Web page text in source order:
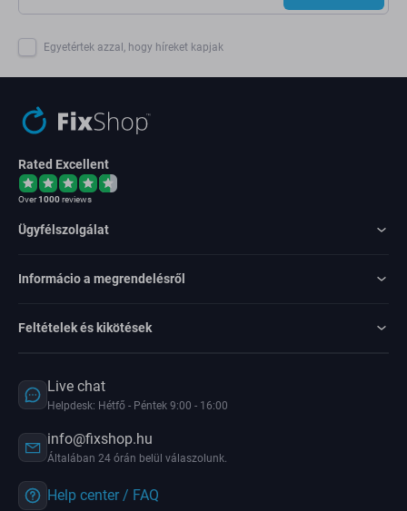
Egyetértek azzal, hogy híreket kapjak
Rated Excellent
Over1000reviews
Ügyfélszolgálat
Informácio a megrendelésről
Feltételek és kikötések
Live chat
Helpdesk: Hétfő - Péntek 9:00 - 16:00
info@fixshop.hu
Általában 24 órán belül válaszolunk.
Help center / FAQ